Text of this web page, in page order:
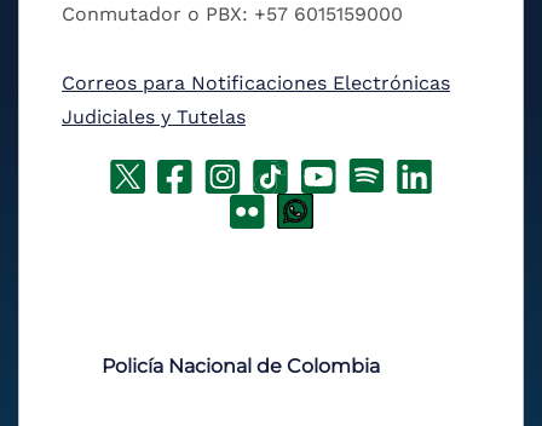
Conmutador o PBX: +57 6015159000
Correos para Notificaciones Electrónicas
Judiciales y Tutelas
Policía Nacional de Colombia